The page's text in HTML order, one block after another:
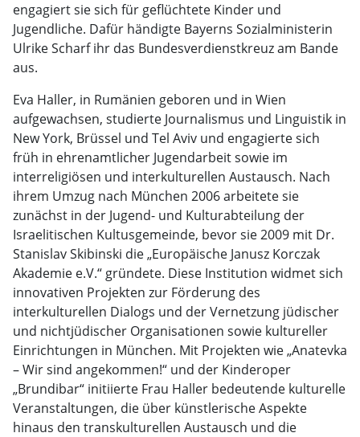
engagiert sie sich für geflüchtete Kinder und
Jugendliche. Dafür händigte Bayerns Sozialministerin
Ulrike Scharf ihr das Bundesverdienstkreuz am Bande
aus.
Eva Haller, in Rumänien geboren und in Wien
aufgewachsen, studierte Journalismus und Linguistik in
New York, Brüssel und Tel Aviv und engagierte sich
früh in ehrenamtlicher Jugendarbeit sowie im
interreligiösen und interkulturellen Austausch. Nach
ihrem Umzug nach München 2006 arbeitete sie
zunächst in der Jugend- und Kulturabteilung der
Israelitischen Kultusgemeinde, bevor sie 2009 mit Dr.
Stanislav Skibinski die „Europäische Janusz Korczak
Akademie e.V.“ gründete. Diese Institution widmet sich
innovativen Projekten zur Förderung des
interkulturellen Dialogs und der Vernetzung jüdischer
und nichtjüdischer Organisationen sowie kultureller
Einrichtungen in München. Mit Projekten wie „Anatevka
– Wir sind angekommen!“ und der Kinderoper
„Brundibar“ initiierte Frau Haller bedeutende kulturelle
Veranstaltungen, die über künstlerische Aspekte
hinaus den transkulturellen Austausch und die